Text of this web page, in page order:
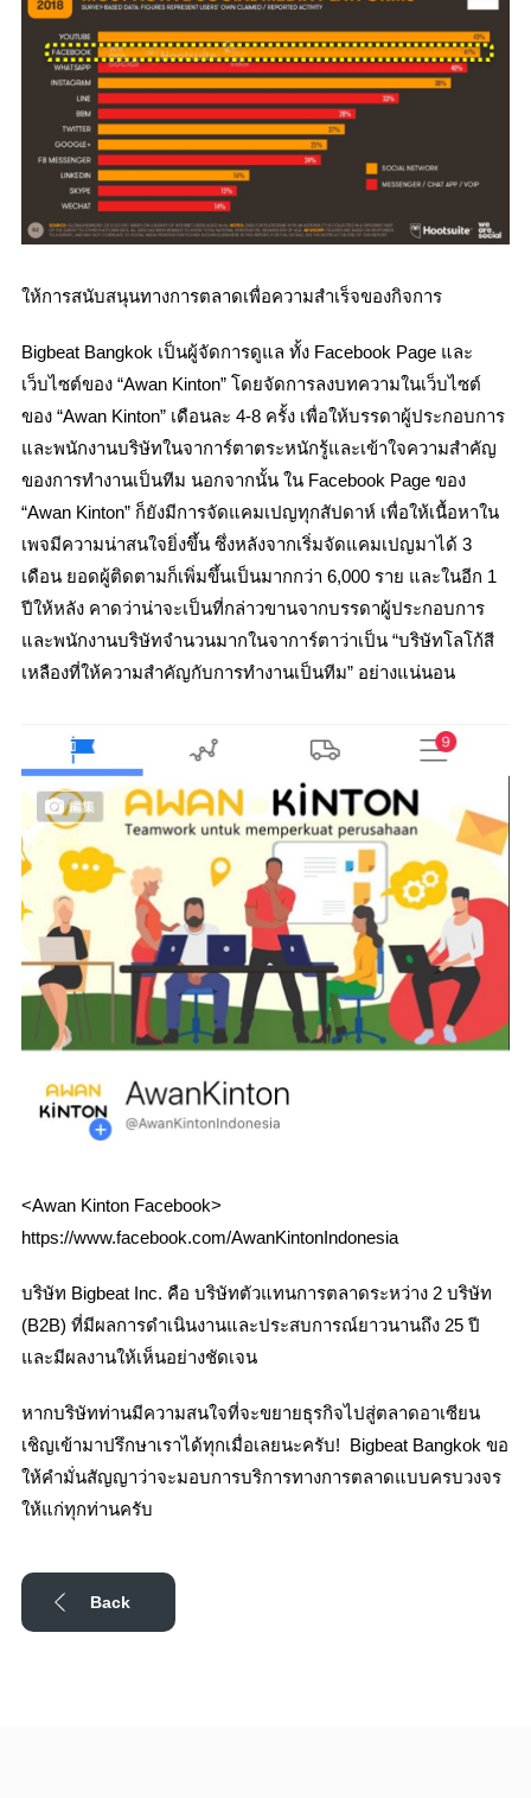
ให้การสนับสนุนทางการตลาดเพื่อความสำเร็จของกิจการ
Bigbeat Bangkok เป็นผู้จัดการดูแล ทั้ง Facebook Page และ
เว็บไซต์ของ “Awan Kinton” โดยจัดการลงบทความในเว็บไซต์
ของ “Awan Kinton” เดือนละ 4-8 ครั้ง เพื่อให้บรรดาผู้ประกอบการ
และพนักงานบริษัทในจาการ์ตาตระหนักรู้และเข้าใจความสำคัญ
ของการทำงานเป็นทีม นอกจากนั้น ใน Facebook Page ของ
“Awan Kinton” ก็ยังมีการจัดแคมเปญทุกสัปดาห์ เพื่อให้เนื้อหาใน
เพจมีความน่าสนใจยิ่งขึ้น ซึ่งหลังจากเริ่มจัดแคมเปญมาได้ 3
เดือน ยอดผู้ติดตามก็เพิ่มขึ้นเป็นมากกว่า 6,000 ราย และในอีก 1
ปีให้หลัง คาดว่าน่าจะเป็นที่กล่าวขานจากบรรดาผู้ประกอบการ
และพนักงานบริษัทจำนวนมากในจาการ์ตาว่าเป็น “บริษัทโลโก้สี
เหลืองที่ให้ความสำคัญกับการทำงานเป็นทีม” อย่างแน่นอน
<Awan Kinton Facebook>
https://www.facebook.com/AwanKintonIndonesia
บริษัท Bigbeat Inc. คือ บริษัทตัวแทนการตลาดระหว่าง 2 บริษัท
(B2B) ที่มีผลการดำเนินงานและประสบการณ์ยาวนานถึง 25 ปี
และมีผลงานให้เห็นอย่างชัดเจน
หากบริษัทท่านมีความสนใจที่จะขยายธุรกิจไปสู่ตลาดอาเซียน
เชิญเข้ามาปรึกษาเราได้ทุกเมื่อเลยนะครับ! Bigbeat Bangkok ขอ
ให้คำมั่นสัญญาว่าจะมอบการบริการทางการตลาดแบบครบวงจร
ให้แก่ทุกท่านครับ
Back